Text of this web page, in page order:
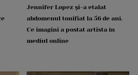
Jennifer Lopez și-a etalat
abdomenul tonifiat la 56 de ani.
Ce imagini a postat artista în
mediul online